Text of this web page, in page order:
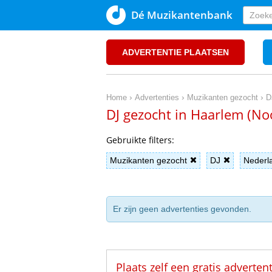
Dé Muzikantenbank
ADVERTENTIE PLAATSEN
Home › Advertenties › Muzikanten gezocht ›
DJ gezocht in Haarlem
Gebruikte filters:
Muzikanten gezocht DJ
Er zijn geen advertenties gevonden.
Plaats zelf een gratis